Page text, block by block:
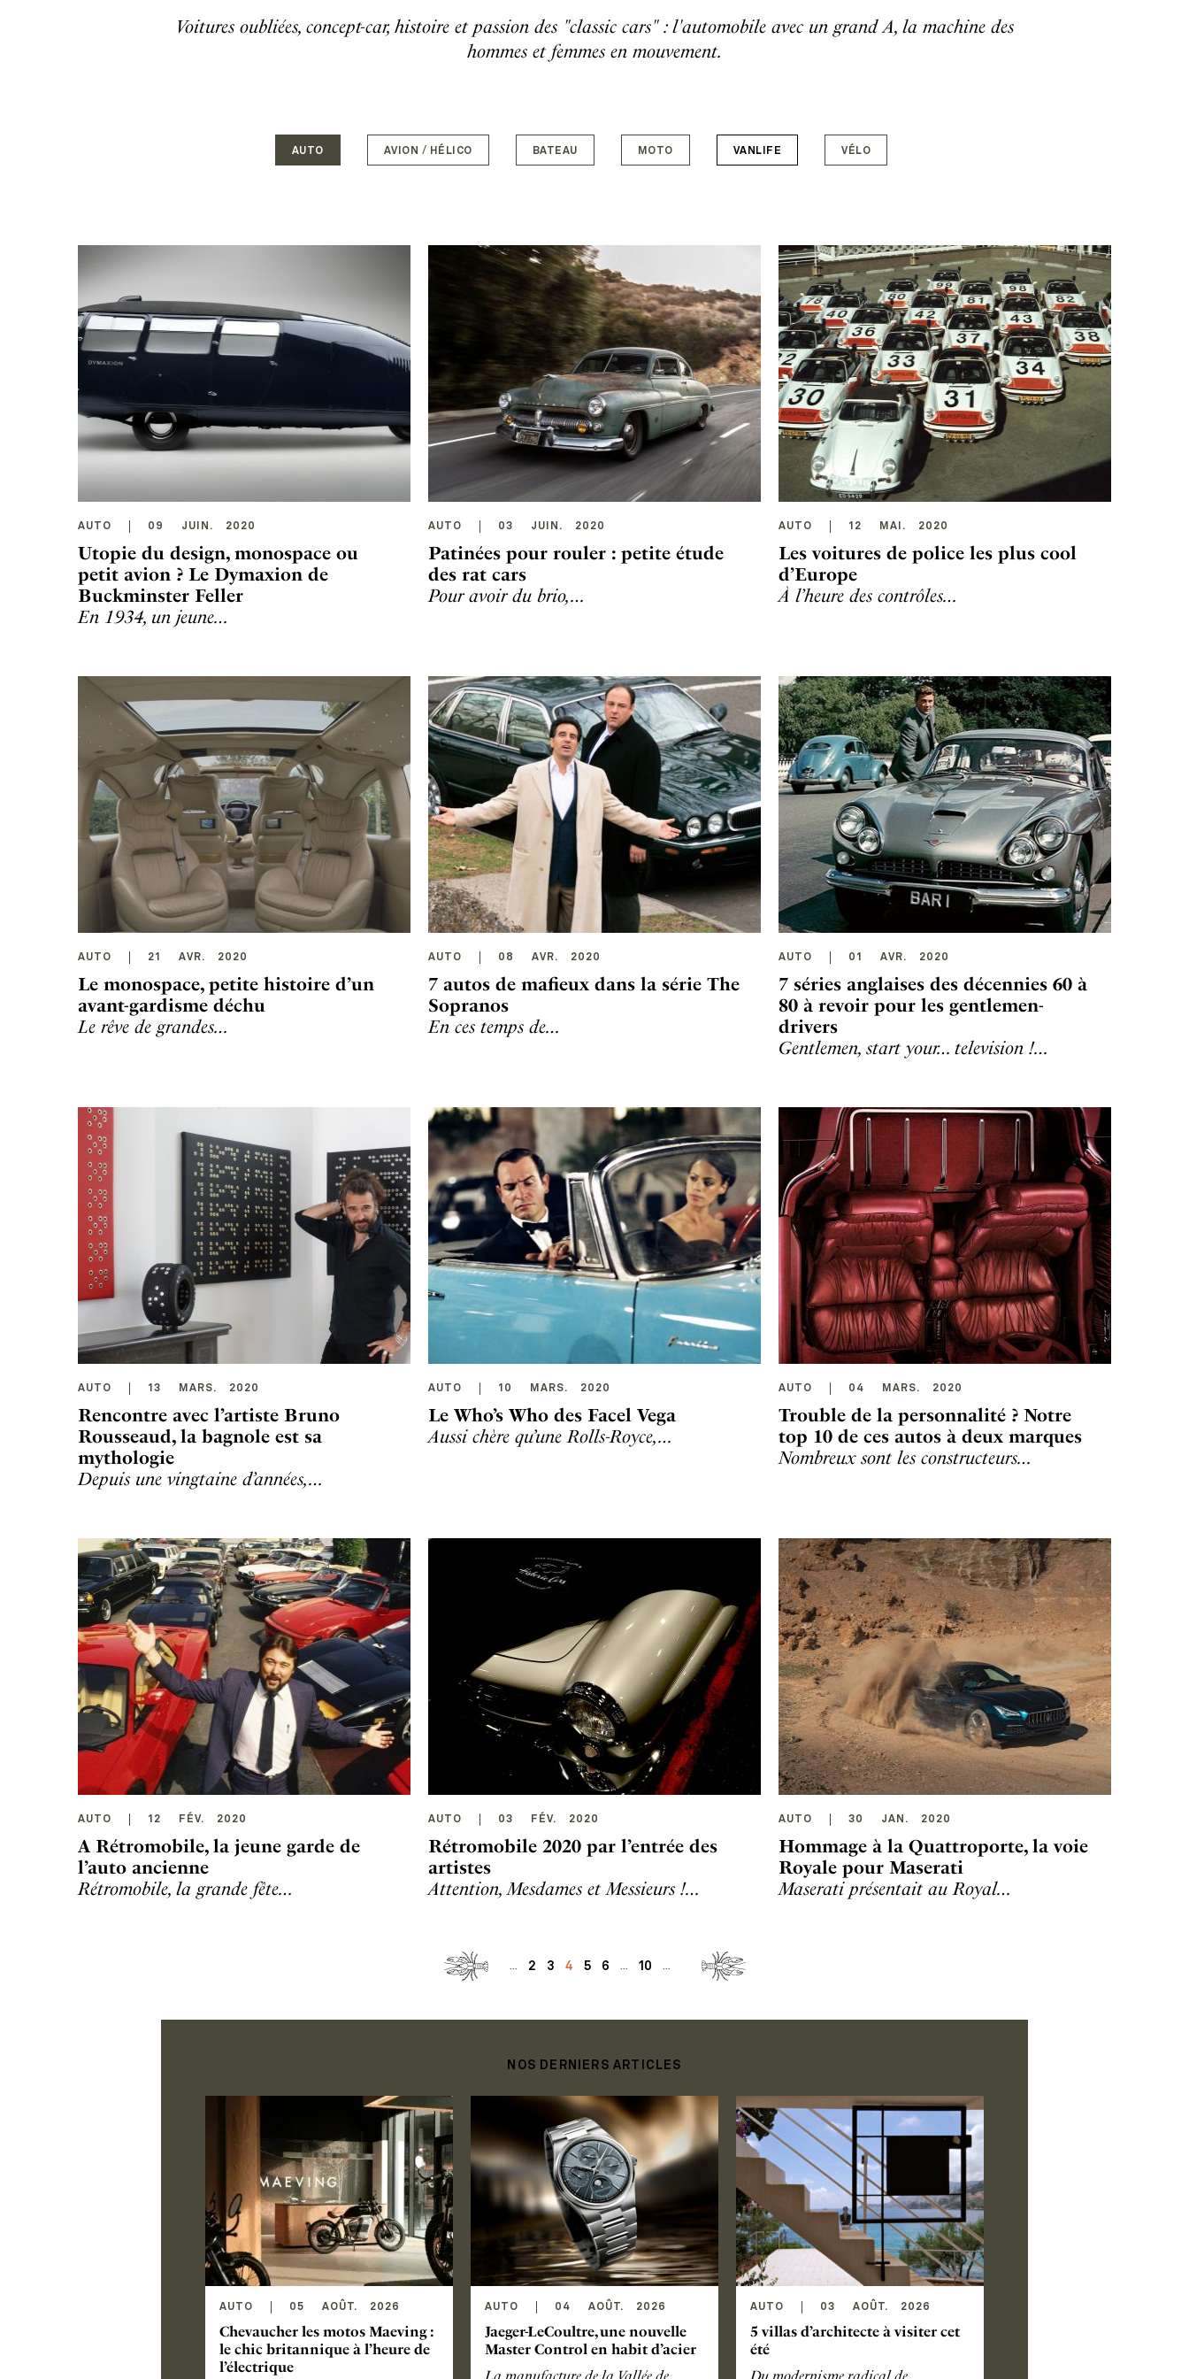
Voitures oubliées, concept-car, histoire et passion des "classic cars" : l'automobile avec un grand A, la machine des
hommes et femmes en mouvement.
AUTO AVION / HÉLICO BATEAU MOTO VANLIFE VÉLO
AUTO 09 JUIN . 2020
Utopie du design, monospace ou
petit avion ? Le Dymaxion de
Buckminster Feller
En 1934, un jeune…
AUTO 03 JUIN . 2020
Patinées pour rouler : petite étude
des rat cars
Pour avoir du brio,…
AUTO 12 MAI . 2020
Les voitures de police les plus cool
d’Europe
À l’heure des contrôles…
AUTO 21 AVR. 2020
Le monospace, petite histoire d’un
avant-gardisme déchu
Le rêve de grandes…
AUTO 08 AVR. 2020
7 autos de mafieux dans la série The
Sopranos
En ces temps de…
AUTO 01 AVR. 2020
7 séries anglaises des décennies 60 à
80 à revoir pour les gentlemen-
drivers
Gentlemen, start your… television !…
AUTO 13 MARS. 2020
Rencontre avec l’artiste Bruno
Rousseaud, la bagnole est sa
mythologie
Depuis une vingtaine d’années,…
AUTO 10 MARS. 2020
Le Who’s Who des Facel Vega
Aussi chère qu’une Rolls-Royce,…
AUTO 04 MARS. 2020
Trouble de la personnalité ? Notre
top 10 de ces autos à deux marques
Nombreux sont les constructeurs…
AUTO 12 FÉV. 2020
A Rétromobile, la jeune garde de
l’auto ancienne
Rétromobile, la grande fête…
AUTO 03 FÉV. 2020
Rétromobile 2020 par l’entrée des
artistes
Attention, Mesdames et Messieurs !…
AUTO 30 JAN . 2020
Hommage à la Quattroporte, la voie
Royale pour Maserati
Maserati présentait au Royal…
2 3 4 5 6 10
NOS DERNIERS ARTICLES
AUTO 05 AOÛT. 2026
Chevaucher les motos Maeving :
le chic britannique à l’heure de
l’électrique
AUTO 04 AOÛT. 2026
Jaeger-LeCoultre, une nouvelle
Master Control en habit d’acier
AUTO 03 AOÛT. 2026
5 villas d’architecte à visiter cet
été